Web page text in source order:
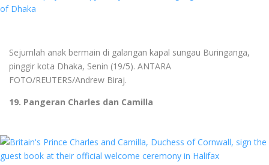
Sejumlah anak bermain di galangan kapal sungau Buringanga,
pinggir kota Dhaka, Senin (19/5). ANTARA
FOTO/REUTERS/Andrew Biraj.
19. Pangeran Charles dan Camilla